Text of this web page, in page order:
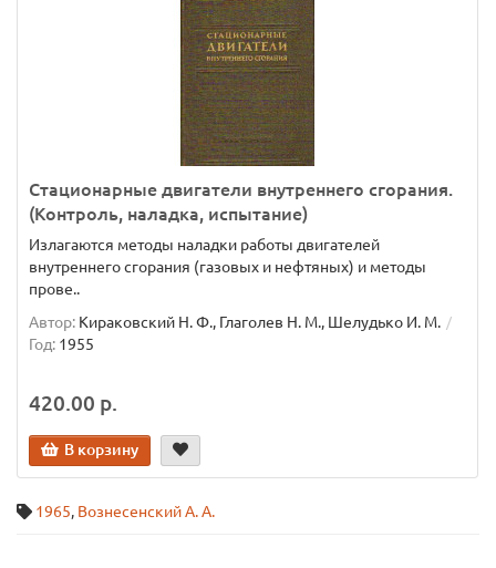
Стационарные двигатели внутреннего сгорания.
(Контроль, наладка, испытание)
Излагаются методы наладки работы двигателей
внутреннего сгорания (газовых и нефтяных) и методы
прове..
Автор: Кираковский Н. Ф., Глаголев Н. М., Шелудько И. М.
Год: 1955
420.00 р.
В корзину
1965, Вознесенский А. А.